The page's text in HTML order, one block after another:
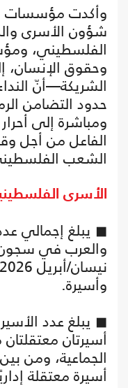
وأكدت مؤسسات
شؤون الأسرى
الفلسطيني،
وحقوق
الشريكة—أنّ
حدود التضامن
ومباشرة إلى
الفاعل من أجل
الشعب
الأسرى
◼ يبلغ إجمالي
والعرب في سجون
وأسيرة.
أسيرتان
أسيرة معتقلة